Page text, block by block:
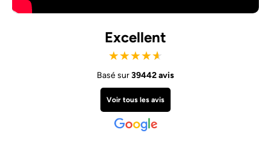
Excellent
★★★★★
Basé sur39442 avis
Voir tous les avis